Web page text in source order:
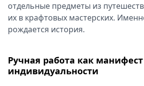
отдельные предметы из
их в крафтовых мастерских.
рождается история.
Ручная работа как манифест
индивидуальности